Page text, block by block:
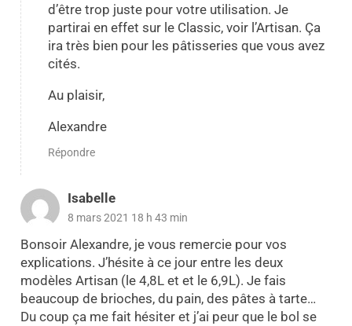
d’être trop juste pour votre utilisation. Je
partirai en effet sur le Classic, voir l’Artisan. Ça
ira très bien pour les pâtisseries que vous avez
cités.
Au plaisir,
Alexandre
Répondre
Isabelle
8 mars 2021 18 h 43 min
Bonsoir Alexandre, je vous remercie pour vos
explications. J’hésite à ce jour entre les deux
modèles Artisan (le 4,8L et et le 6,9L). Je fais
beaucoup de brioches, du pain, des pâtes à tarte…
Du coup ça me fait hésiter et j’ai peur que le bol se